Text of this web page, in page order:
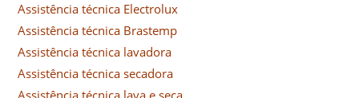
Assistência técnica Electrolux
Assistência técnica Brastemp
Assistência técnica lavadora
Assistência técnica secadora